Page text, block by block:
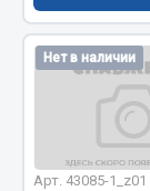
Весь раздел
Нет в наличии
Арт. 43085-1_z01